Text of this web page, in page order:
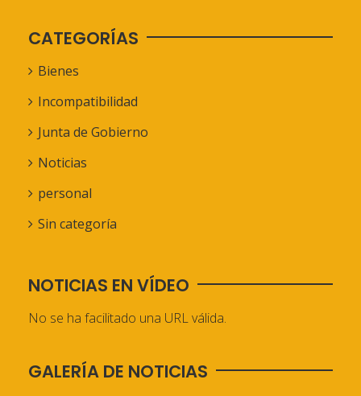
CATEGORÍAS
Bienes
Incompatibilidad
Junta de Gobierno
Noticias
personal
Sin categoría
NOTICIAS EN VÍDEO
No se ha facilitado una URL válida.
GALERÍA DE NOTICIAS